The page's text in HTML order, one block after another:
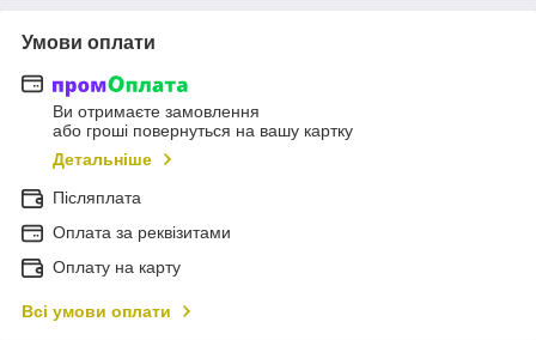
Умови оплати
Ви отримаєте замовлення
або гроші повернуться на вашу картку
Детальніше
Післяплата
Оплата за реквізитами
Оплату на карту
Всі умови оплати